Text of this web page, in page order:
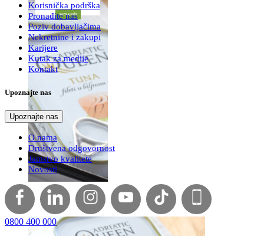
Korisnička podrška
Pronađite nas
Poziv dobavljačima
Nekretnine i zakupi
Karijere
Kutak za medije
Kontakt
Upoznajte nas
Upoznajte nas
O nama
Društvena odgovornost
Jamstvo kvalitete
Novosti
0800 400 000